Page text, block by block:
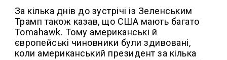
За кілька днів до зустрічі із Зеленським
Трамп також казав, що США мають багато
Tomahawk. Тому американські й
європейські чиновники були здивовані,
коли американський президент за кілька